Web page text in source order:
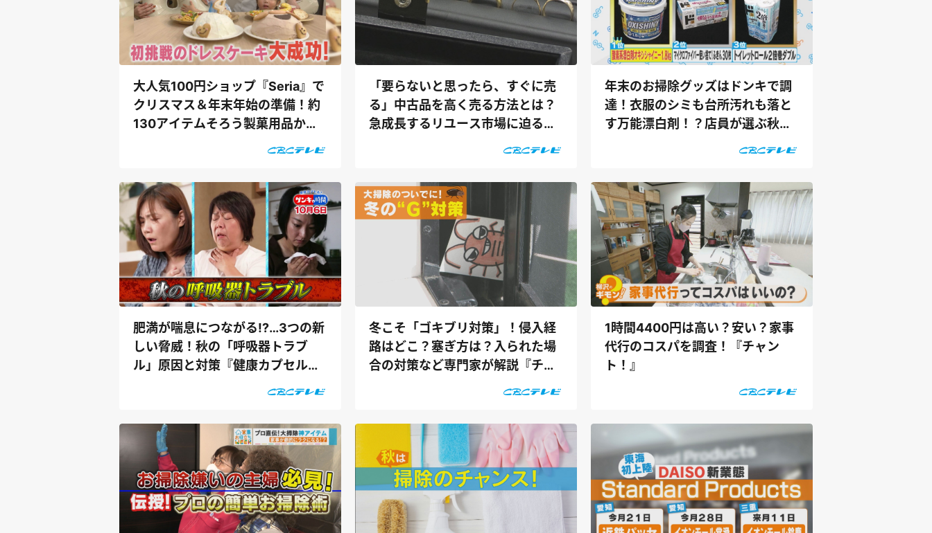
大人気100円ショップ『Seria』で
クリスマス＆年末年始の準備！約
130アイテムそろう製菓用品から
「要らないと思ったら、すぐに売
る」中古品を高く売る方法とは？
急成長するリユース市場に迫る
年末のお掃除グッズはドンキで調
達！衣服のシミも台所汚れも落と
す万能漂白剤！？店員が選ぶ秋激
肥満が喘息につながる!?…3つの新
しい脅威！秋の「呼吸器トラブ
ル」原因と対策『健康カプセル！
冬こそ「ゴキブリ対策」！侵入経
路はどこ？塞ぎ方は？入られた場
合の対策など専門家が解説『チャ
1時間4400円は高い？安い？家事
代行のコスパを調査！『チャン
ト！』